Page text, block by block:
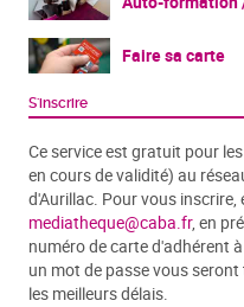
Faire sa carte
S'inscrire
Ce service est gratuit pour
en cours de validité) au
d'Aurillac. Pour vous inscrire,
mediatheque@caba.fr, en
numéro de carte d'adhérent
un mot de passe vous
les meilleurs délais.